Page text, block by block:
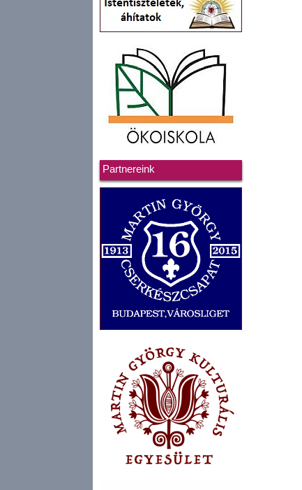
Partnereink